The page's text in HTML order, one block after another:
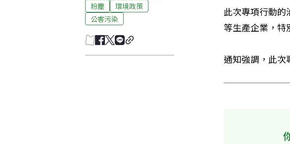
粉塵
環境政策
公害污染
此次專項行動
等生產企業，特
通知強調，此次